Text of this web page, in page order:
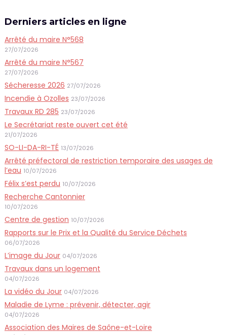
Derniers articles en ligne
Arrêté du maire N°568
27/07/2026
Arrêté du maire N°567
27/07/2026
Sécheresse 2026 27/07/2026
Incendie à Ozolles 23/07/2026
Travaux RD 285 23/07/2026
Le Secrétariat reste ouvert cet été
21/07/2026
SO-LI-DA-RI-TÉ 13/07/2026
Arrêté préfectoral de restriction temporaire des usages de
l’eau 10/07/2026
Félix s’est perdu 10/07/2026
Recherche Cantonnier
10/07/2026
Centre de gestion 10/07/2026
Rapports sur le Prix et la Qualité du Service Déchets
06/07/2026
L’image du Jour 04/07/2026
Travaux dans un logement
04/07/2026
La vidéo du Jour 04/07/2026
Maladie de Lyme : prévenir, détecter, agir
04/07/2026
Association des Maires de Saône-et-Loire